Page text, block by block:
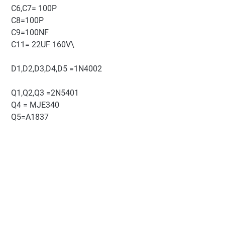
C6,C7= 100P
C8=100P
C9=100NF
C11= 22UF 160V\
D1,D2,D3,D4,D5 =1N4002
Q1,Q2,Q3 =2N5401
Q4 = MJE340
Q5=A1837